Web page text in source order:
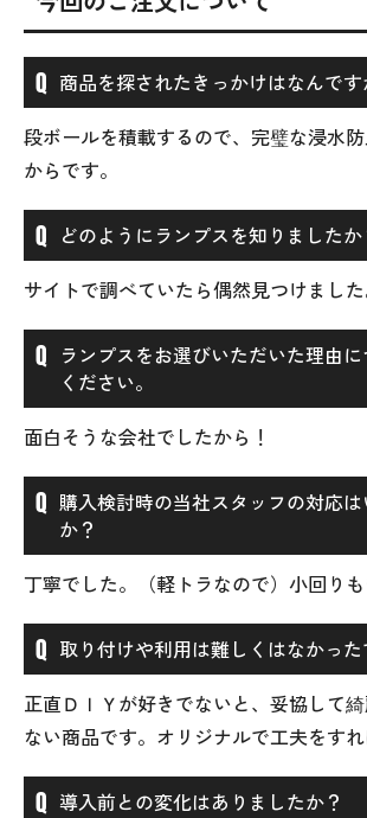
商品を探されたきっかけはなんです
段ボールを積載するので、完璧な浸水
からです。
どのようにランプスを知りましたか
サイトで調べていたら偶然見つけました
ランプスをお選びいただいた理由
ください。
面白そうな会社でしたから！
購入検討時の当社スタッフの対応
か？
丁寧でした。（軽トラなので）小回りも
取り付けや利用は難しくはなかった
正直ＤＩＹが好きでないと、妥協して
ない商品です。オリジナルで工夫をすれ
導入前との変化はありましたか？